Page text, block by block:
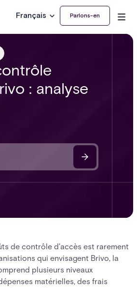
Français Parlons-en
: analyse
de contrôle d'accès est rarement
qui envisagent Brivo, la
plusieurs niveaux
matérielles, des frais